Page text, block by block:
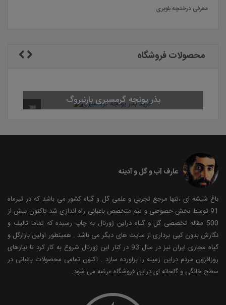
معرفی درختچه بلوبری
محصولات فروشگاه
بذر یونجه گرمسیری بارنبروگ
عارف آب و گل و آدینه
باغ شیشه ای ،تنها مرجع تجربی و علمی گل و گیاه کشور می باشد که در تیرماه
91 توسط بخش خصوصی و تیم متخصص باغبانی راه اندازی شد.تاکنون بیش از
500 مقاله تخصصی گل و گیاه دراین ژورنال به چاپ رسیده که تماما تالیف و
نگارش بدون کپی برداری از سایت های دیگر می باشد . همینطور اولین بازارگل و
گیاه مجازی ایران نیز در سال 93 در کنار این ژورنال شروع به کار کرد تا نیازهای
روزافزون مردم دراین زمینه را براورده سازد . اکنون تمامی محصولات باغبانی در
سطح خانگی و گلخانه ای دراین فروشگاه عرضه می شود.